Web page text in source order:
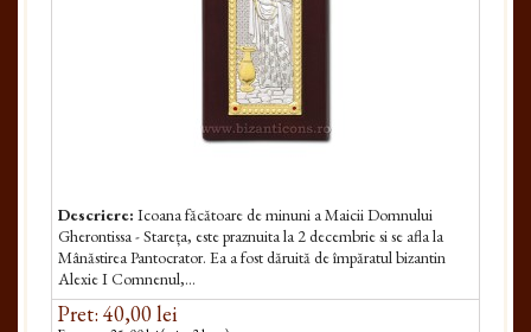
Descriere: Icoana făcătoare de minuni a Maicii Dom­nului
Gherontissa - Stareța, este praznuita la 2 decembrie si se afla la
Mânăstirea Pantocrator. Ea a fost dăruită de împăratul bizantin
Alexie I Comnenul,...
Pret: 40,00 lei